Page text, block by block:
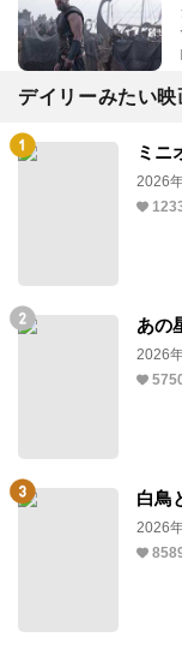
デイリーみたい
ミニ
2026
あの
2026
白鳥
2026